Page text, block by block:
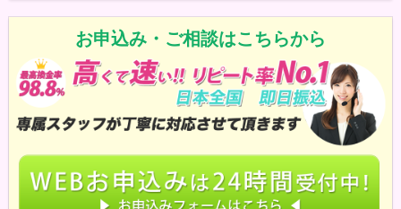
お申込み・ご相談はこちらから